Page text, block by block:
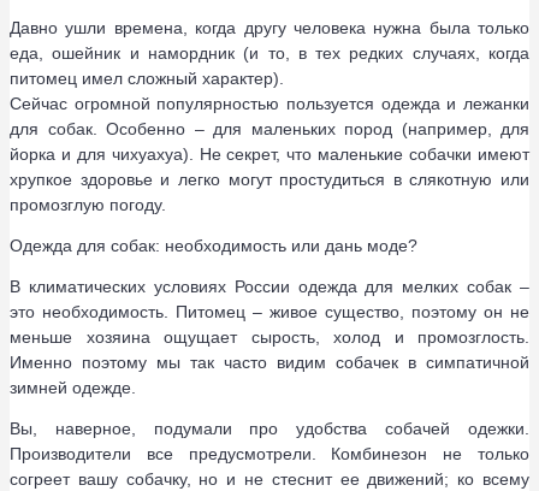
Давно ушли времена, когда другу человека нужна была только
еда, ошейник и намордник (и то, в тех редких случаях, когда
питомец имел сложный характер).
Сейчас огромной популярностью пользуется одежда и лежанки
для собак. Особенно – для маленьких пород (например, для
йорка и для чихуахуа). Не секрет, что маленькие собачки имеют
хрупкое здоровье и легко могут простудиться в слякотную или
промозглую погоду.
Одежда для собак: необходимость или дань моде?
В климатических условиях России одежда для мелких собак –
это необходимость. Питомец – живое существо, поэтому он не
меньше хозяина ощущает сырость, холод и промозглость.
Именно поэтому мы так часто видим собачек в симпатичной
зимней одежде.
Вы, наверное, подумали про удобства собачей одежки.
Производители все предусмотрели. Комбинезон не только
согреет вашу собачку, но и не стеснит ее движений; ко всему